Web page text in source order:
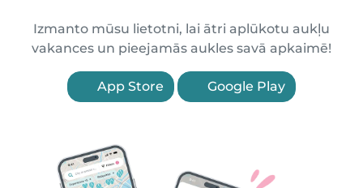
Izmanto mūsu lietotni, lai ātri aplūkotu aukļu
vakances un pieejamās aukles savā apkaimē!
App Store Google Play